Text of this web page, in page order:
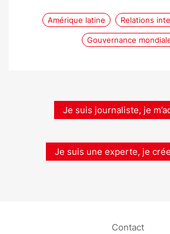
Amérique latine Relations
Gouvernance
Je suis journaliste, je
Je suis une experte, je
Contact